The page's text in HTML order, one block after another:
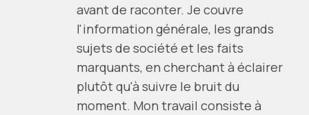
avant de raconter. Je couvre
l'information générale, les grands
sujets de société et les faits
marquants, en cherchant à éclairer
plutôt qu'à suivre le bruit du
moment. Mon travail consiste à